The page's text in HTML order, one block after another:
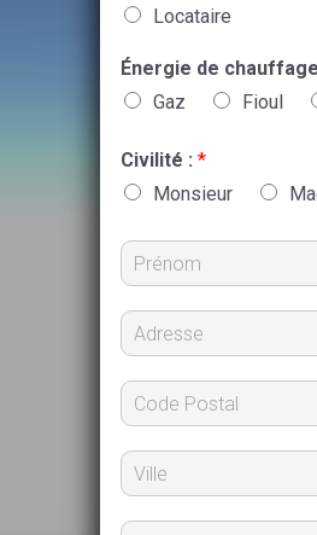
Locataire
Énergie de
Gaz
Fioul
Civilité : *
Monsieur